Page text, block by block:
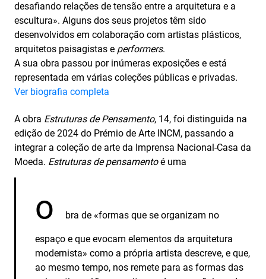
desafiando relações de tensão entre a arquitetura e a
escultura». Alguns dos seus projetos têm sido
desenvolvidos em colaboração com artistas plásticos,
arquitetos paisagistas e performers.
A sua obra passou por inúmeras exposições e está
representada em várias coleções públicas e privadas.
Ver biografia completa
A obra Estruturas de Pensamento, 14, foi distinguida na
edição de 2024 do Prémio de Arte INCM, passando a
integrar a coleção de arte da Imprensa Nacional-Casa da
Moeda. Estruturas de pensamentoé uma
o bra de «formas que se organizam no
espaço e que evocam elementos da arquitetura
modernista» como a própria artista descreve, e que,
ao mesmo tempo, nos remete para as formas das